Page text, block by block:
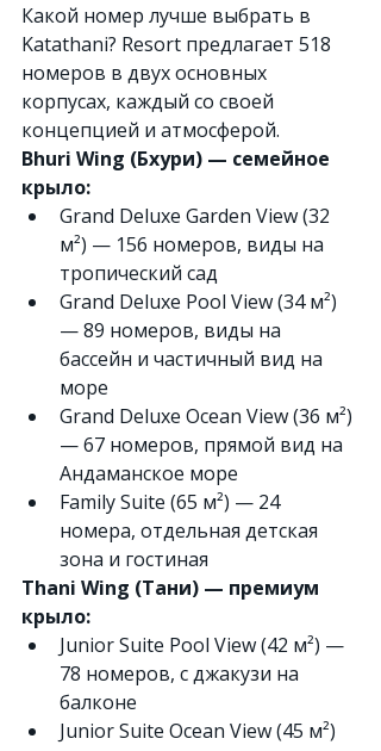
Какой номер лучше выбрать в
Katathani? Resort предлагает 518
номеров в двух основных
корпусах, каждый со своей
концепцией и атмосферой.
Bhuri Wing (Бхури) — семейное
крыло:
Grand Deluxe Garden View (32
м²) — 156 номеров, виды на
тропический сад
Grand Deluxe Pool View (34 м²)
— 89 номеров, виды на
бассейн и частичный вид на
море
Grand Deluxe Ocean View (36 м²)
— 67 номеров, прямой вид на
Андаманское море
Family Suite (65 м²) — 24
номера, отдельная детская
зона и гостиная
Thani Wing (Тани) — премиум
крыло:
Junior Suite Pool View (42 м²) —
78 номеров, с джакузи на
балконе
Junior Suite Ocean View (45 м²)